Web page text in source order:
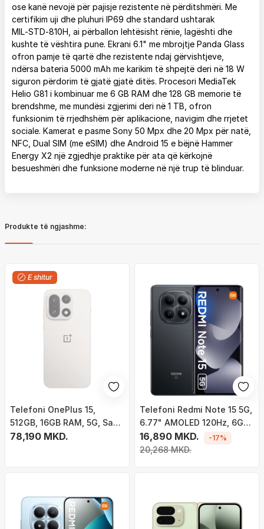
ose kanë nevojë për pajisje rezistente në përditshmëri. Me
certifikim uji dhe pluhuri IP69 dhe standard ushtarak
MIL‑STD‑810H, ai përballon lehtësisht rënie, lagështi dhe
kushte të vështira pune. Ekrani 6.1" me mbrojtje Panda Glass
ofron pamje të qartë dhe rezistente ndaj gërvishtjeve,
ndërsa bateria 5000 mAh me karikim të shpejtë deri në 18 W
siguron përdorim të gjatë gjatë ditës. Procesori MediaTek
Helio G81 i kombinuar me 6 GB RAM dhe 128 GB memorie të
brendshme, me mundësi zgjerimi deri në 1 TB, ofron
funksionim të rrjedhshëm për aplikacione, navigim dhe rrjetet
sociale. Kamerat e pasme Sony 50 Mpx dhe 20 Mpx për natë,
NFC, Dual SIM (me eSIM) dhe Android 15 e bëjnë Hammer
Energy X2 një zgjedhje praktike për ata që kërkojnë
besueshmëri dhe funksione moderne në një trup të blinduar.
Produkte të ngjashme:
E shitur
Telefoni OnePlus 15,
512GB, 16GB RAM, 5G, Sand
Storm
78,190 MKD.
Telefoni Redmi Note 15 5G,
6.77" AMOLED 120Hz, 6GB
RAM 128GB, i zi
16,890 MKD.
20,268 MKD.
-17%